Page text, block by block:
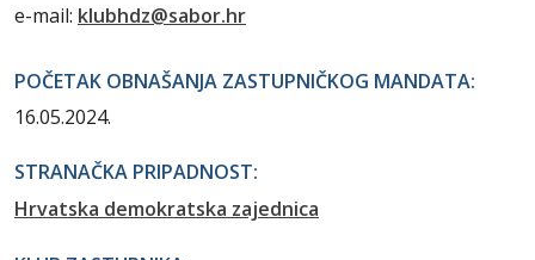
e-mail: klubhdz@sabor.hr
POČETAK OBNAŠANJA ZASTUPNIČKOG MANDATA:
16.05.2024.
STRANAČKA PRIPADNOST:
Hrvatska demokratska zajednica